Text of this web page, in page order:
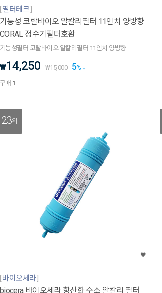
필터테크
기능성 코랄바이오 알칼리필터 11인치 양방향
CORAL 정수기필터호환
기능성필터 코랄바이오 알칼리필터 11인치 양방향
₩14,250 ₩15,000 5%
구매 1
23위
바이오세라
biocera 바이오세라 항산화 수소 알칼리 필터